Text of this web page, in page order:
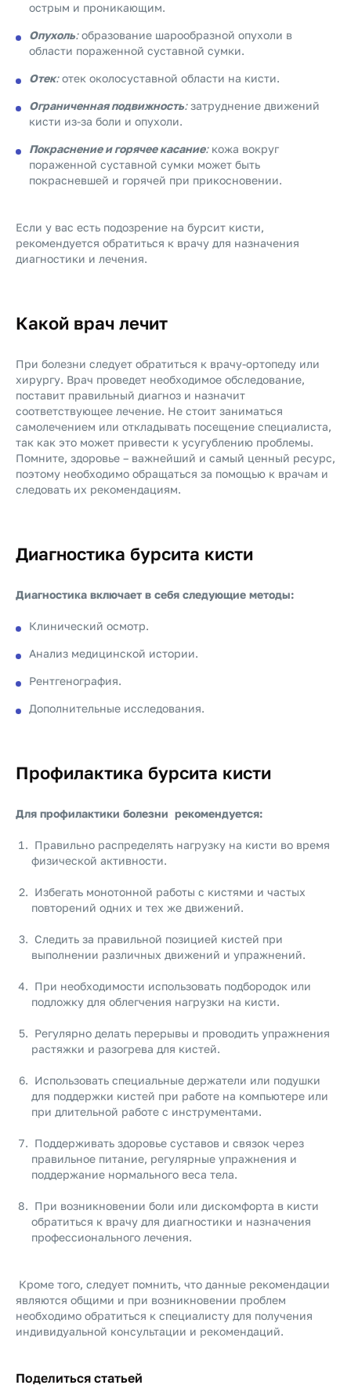
острым и проникающим.
Опухоль:образование шарообразной опухоли в
области пораженной суставной сумки.
Отек:отек околосуставной области на кисти.
Ограниченная подвижность:затруднение движений
кисти из-за боли и опухоли.
Покраснение и горячее касание:кожа вокруг
пораженной суставной сумки может быть
покрасневшей и горячей при прикосновении.
Если у вас есть подозрение на бурсит кисти,
рекомендуется обратиться к врачу для назначения
диагностики и лечения.
Какой врач лечит
При болезни следует обратиться к врачу-ортопеду или
хирургу. Врач проведет необходимое обследование,
поставит правильный диагноз и назначит
соответствующее лечение. Не стоит заниматься
самолечением или откладывать посещение специалиста,
так как это может привести к усугублению проблемы.
Помните, здоровье – важнейший и самый ценный ресурс,
поэтому необходимо обращаться за помощью к врачам и
следовать их рекомендациям.
Диагностика бурсита кисти
Диагностика включает в себя следующие методы:
Клинический осмотр.
Анализ медицинской истории.
Рентгенография.
Дополнительные исследования.
Профилактика бурсита кисти
Для профилактики болезни рекомендуется:
Правильно распределять нагрузку на кисти во время
физической активности.
Избегать монотонной работы с кистями и частых
повторений одних и тех же движений.
Следить за правильной позицией кистей при
выполнении различных движений и упражнений.
При необходимости использовать подбородок или
подложку для облегчения нагрузки на кисти.
Регулярно делать перерывы и проводить упражнения
растяжки и разогрева для кистей.
Использовать специальные держатели или подушки
для поддержки кистей при работе на компьютере или
при длительной работе с инструментами.
Поддерживать здоровье суставов и связок через
правильное питание, регулярные упражнения и
поддержание нормального веса тела.
При возникновении боли или дискомфорта в кисти
обратиться к врачу для диагностики и назначения
профессионального лечения.
Кроме того, следует помнить, что данные рекомендации
являются общими и при возникновении проблем
необходимо обратиться к специалисту для получения
индивидуальной консультации и рекомендаций.
Поделиться статьей